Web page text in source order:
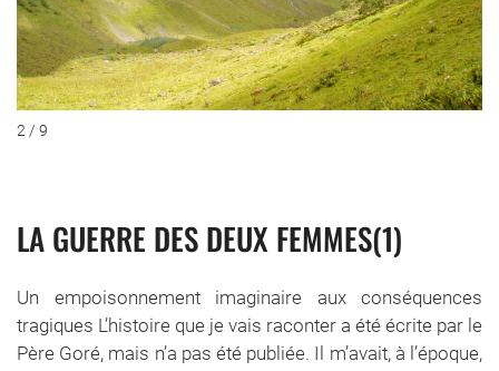
3 / 9
LA GUERRE DES DEUX FEMMES(1)
Un empoisonnement imaginaire aux conséquences
tragiques L’histoire que je vais raconter a été écrite par le
Père Goré, mais n’a pas été publiée. Il m’avait, à l’époque,